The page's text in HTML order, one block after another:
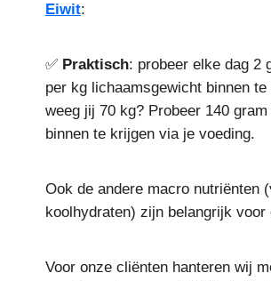
Eiwit:
✅ Praktisch: probeer elke dag 2
per kg lichaamsgewicht binnen
weeg jij 70 kg? Probeer 140
binnen te krijgen via je voeding.
Ook de andere macro nutriënten
koolhydraten) zijn belangrijk voor
Voor onze cliënten hanteren wij